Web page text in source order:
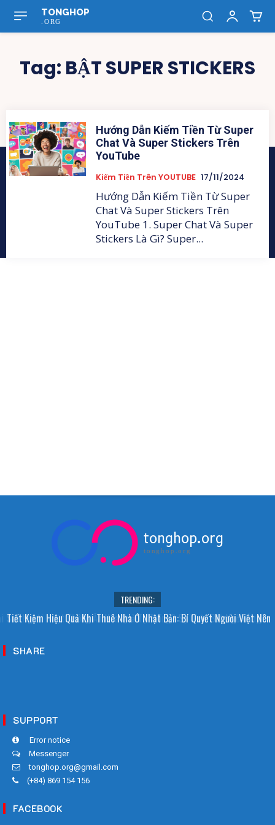
TONGHOP
.ORG
Tag: BẬT SUPER STICKERS
Hướng Dẫn Kiếm Tiền Từ Super
Chat Và Super Stickers Trên
YouTube
Kiếm Tiền Trên YOUTUBE 17/11/2024
Hướng Dẫn Kiếm Tiền Từ Super
Chat Và Super Stickers Trên
YouTube 1. Super Chat Và Super
Stickers Là Gì? Super...
tonghop.org
tonghop.org
TRENDING:
Sao Người Nhật Không Ăn Hoa Quả Tự Trồng? Sự Thật Bất Ngờ Đằng
Tiết Kiệm Hiệu Quả Khi Thuê Nhà Ở Nhật Bản: Bí Quyết Người Việt Nên
SHARE
SUPPORT
Error notice
Messenger
tonghop.org@gmail.com
(+84) 869 154 156
FACEBOOK